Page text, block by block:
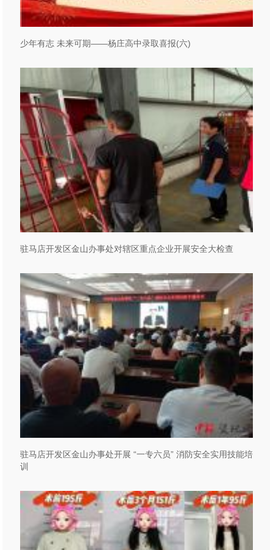
少年有志 未来可期——杨庄高中录取喜报(六)
驻马店开发区金山办事处对辖区重点企业开展安全大检查
驻马店开发区金山办事处开展 “一专六员” 消防安全实用技能培
训